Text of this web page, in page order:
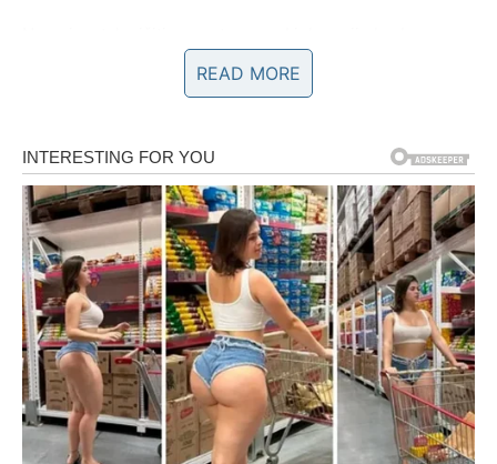
MAGNETIZAM KOJI PRIVLAČI
PRAVU OSOBU
Slobodni Lavovi ovog vikenda zrače. Tvoja harizma je
naglašena. Tvoja energija je primetna u svakom prostoru
u koji uđeš. Ljudi te gledaju, primećuju, žele tvoju pažnju.
Ali ovaj vikend nije samo o površnom flertu.
Moguće je da upoznaš osobu koja te izaziva na drugačiji
READ MORE